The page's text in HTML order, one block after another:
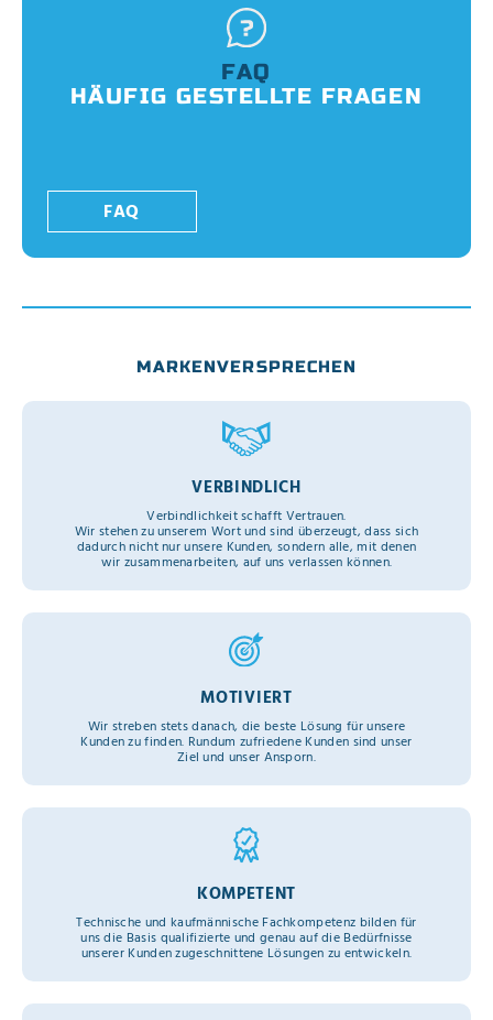
FAQ
HÄUFIG GESTELLTE FRAGEN
FAQ
MARKENVERSPRECHEN
VERBINDLICH
Verbindlichkeit schafft Vertrauen.
Wir stehen zu unserem Wort und sind überzeugt, dass sich
dadurch nicht nur unsere Kunden, sondern alle, mit denen
wir zusammenarbeiten, auf uns verlassen können.
MOTIVIERT
Wir streben stets danach, die beste Lösung für unsere
Kunden zu finden. Rundum zufriedene Kunden sind unser
Ziel und unser Ansporn.
KOMPETENT
Technische und kaufmännische Fachkompetenz bilden für
uns die Basis qualifizierte und genau auf die Bedürfnisse
unserer Kunden zugeschnittene Lösungen zu entwickeln.